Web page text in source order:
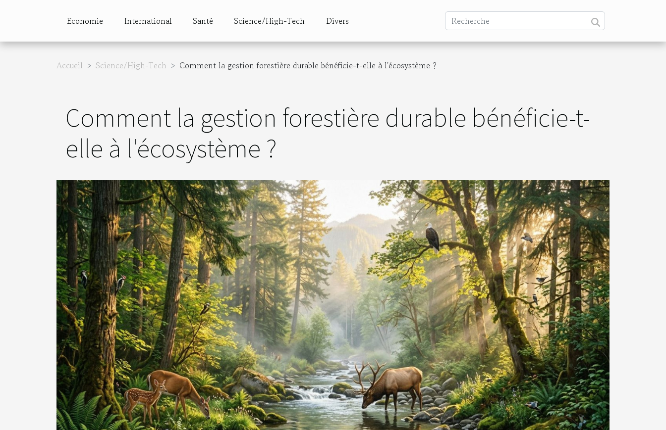
Economie International Santé Science/High-Tech Divers
Accueil Science/High-Tech Comment la gestion forestière durable bénéficie-t-elle à l'écosystème ?
Comment la gestion forestière durable bénéficie-t-
elle à l'écosystème ?